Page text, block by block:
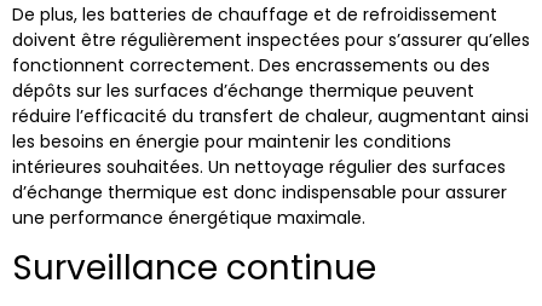
De plus, les batteries de chauffage et de refroidissement
doivent être régulièrement inspectées pour s’assurer qu’elles
fonctionnent correctement. Des encrassements ou des
dépôts sur les surfaces d’échange thermique peuvent
réduire l’efficacité du transfert de chaleur, augmentant ainsi
les besoins en énergie pour maintenir les conditions
intérieures souhaitées. Un nettoyage régulier des surfaces
d’échange thermique est donc indispensable pour assurer
une performance énergétique maximale.
Surveillance continue